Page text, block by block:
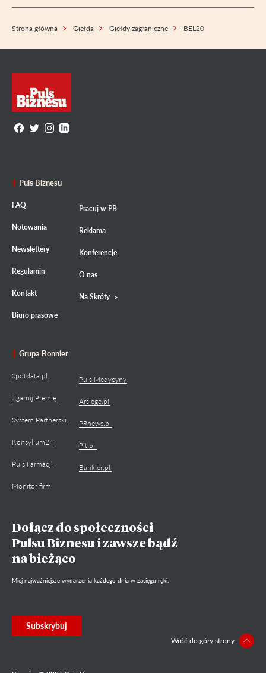
Strona główna Giełda Giełdy zagraniczne BEL20
Puls Biznesu
FAQ
Notowania
Newslettery
Regulamin
Kontakt
Biuro prasowe
Pracuj w PB
Reklama
Konferencje
O nas
Na Skróty
Grupa Bonnier
Spotdata.pl
Zgarnij Premię
System Partnerski
Konsylium24
Puls Farmacji
Monitor firm
Puls Medycyny
Arslege.pl
PRnews.pl
Pit.pl
Bankier.pl
Dołącz do społeczności
Pulsu Biznesu i zawsze bądź
na bieżąco
Miej najważniejsze wydarzenia każdego dnia w zasięgu ręki.
Subskrybuj
Wróć do góry strony